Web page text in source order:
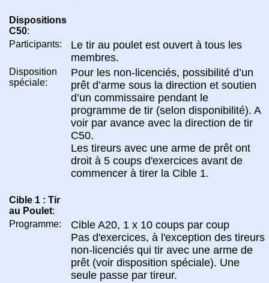
Dispositions
C50:
Participants:
Le tir au poulet est ouvert à tous les
membres.
Disposition
spéciale:
Pour les non-licenciés, possibilité d’un
prêt d’arme sous la direction et soutien
d’un commissaire pendant le
programme de tir (selon disponibilité). A
voir par avance avec la direction de tir
C50.
Les tireurs avec une arme de prêt ont
droit à 5 coups d'exercices avant de
commencer à tirer la Cible 1.
Cible 1 : Tir
au Poulet:
Programme:
Cible A20, 1 x 10 coups par coup
Pas d'exercices, à l'exception des tireurs
non-licenciés qui tir avec une arme de
prêt (voir disposition spéciale). Une
seule passe par tireur.